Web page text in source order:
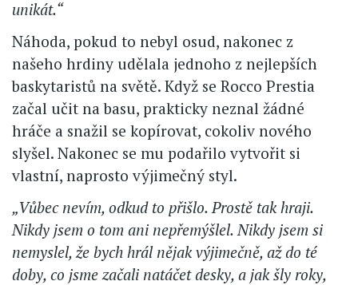
unikát.“
Náhoda, pokud to nebyl osud, nakonec z
našeho hrdiny udělala jednoho z nejlepších
baskytaristů na světě. Když se Rocco Prestia
začal učit na basu, prakticky neznal žádné
hráče a snažil se kopírovat, cokoliv nového
slyšel. Nakonec se mu podařilo vytvořit si
vlastní, naprosto výjimečný styl.
„Vůbec nevím, odkud to přišlo. Prostě tak hraji.
Nikdy jsem o tom ani nepřemýšlel. Nikdy jsem si
nemyslel, že bych hrál nějak výjimečně, až do té
doby, co jsme začali natáčet desky, a jak šly roky,